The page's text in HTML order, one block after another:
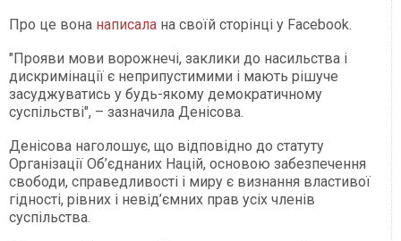
Про це вона написала на своїй сторінці у Facebook.
"Прояви мови ворожнечі, заклики до насильства і
дискримінації є неприпустимими і мають рішуче
засуджуватись у будь-якому демократичному
суспільстві", – зазначила Денісова.
Денісова наголошує, що відповідно до статуту
Організації Об’єднаних Націй, основою забезпечення
свободи, справедливості і миру є визнання властивої
гідності, рівних і невід’ємних прав усіх членів
суспільства.